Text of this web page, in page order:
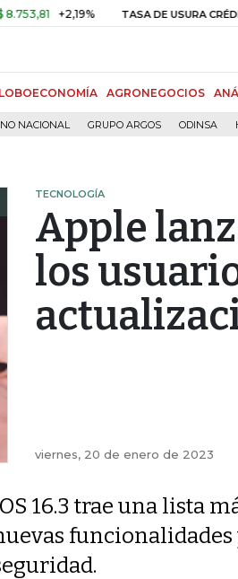
+2,19% TASA DE USURA CRÉDITO
AGRONEGOCIOS
NACIONAL GRUPO ARGOS ODINSA
TECNOLOGÍA
Apple
los
viernes, 20 de enero de 2023
16.3 trae una lista